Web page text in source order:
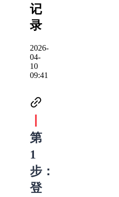
记
录
2026-
04-
10
09:41
第
1
步：
登